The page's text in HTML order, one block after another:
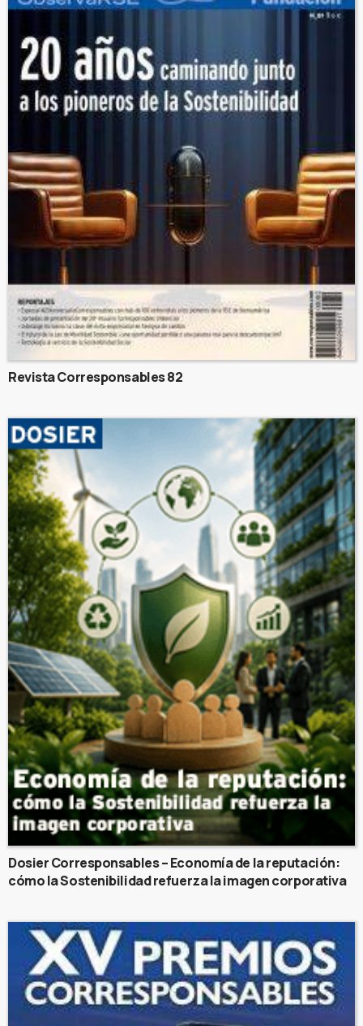
Revista Corresponsables 82
Dosier Corresponsables – Economía de la reputación:
cómo la Sostenibilidad refuerza la imagen corporativa